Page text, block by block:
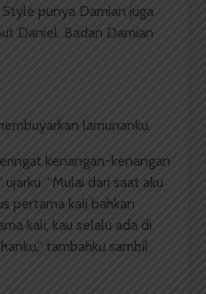
Style punya Damian juga
Daniel. Badan Damian
lamunanku.
kenangan-kenangan
“Mulai dari saat aku
pertama kali bahkan
kali, kau selalu ada di
tambahku sambil